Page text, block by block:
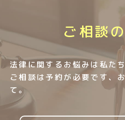
ご相談
法律に関するお悩みは私た
ご相談は予約が必要です、
て。